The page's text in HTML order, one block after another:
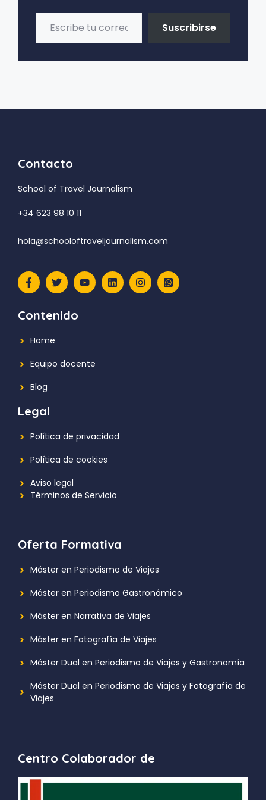
Escribe tu correo electrónico…
Suscribirse
Contacto
School of Travel Journalism
+34 623 98 10 11
hola@schooloftraveljournalism.com
Contenido
Home
Equipo docente
Blog
Legal
Política de privacidad
Política de cookies
Aviso legal
Términos de Servicio
Oferta Formativa
Máster en Periodismo de Viajes
Máster en Periodismo Gastronómico
Máster en Narrativa de Viajes
Máster en Fotografía de Viajes
Máster Dual en Periodismo de Viajes y Gastronomía
Máster Dual en Periodismo de Viajes y Fotografía de
Viajes
Centro Colaborador de